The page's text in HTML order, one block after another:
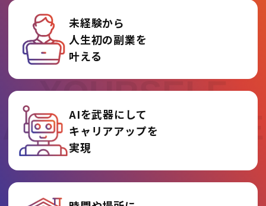
REINVENT
YOURSELF
AT AI COLLEGE
未経験から
人生初の副業を
叶える
AIを武器にして
キャリアアップを
実現